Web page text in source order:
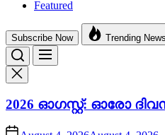
Featured
Subscribe Now Trending News
2026 ഓഗസ്റ്റ്: ഓരോ